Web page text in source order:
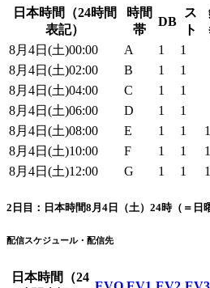
日本時間（24時間
表記）
時間
帯
DB
ス
ト
8月4日(土)00:00 A 1 1
8月4日(土)02:00
B 1 1
8月4日(土)04:00
C 1 1
8月4日(土)06:00
D 1 1
8月4日(土)08:00
E 1 1 1
8月4日(土)10:00
F 1 1 1
8月4日(土)12:00
G 1 1 1
2日目：日本時間8月4日（土）24時（＝日
配信スケジュール・配信先
日本時間（24